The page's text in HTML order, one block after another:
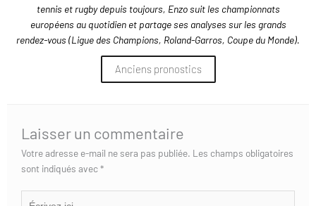
tennis et rugby depuis toujours, Enzo suit les championnats
européens au quotidien et partage ses analyses sur les grands
rendez-vous (Ligue des Champions, Roland-Garros, Coupe du Monde).
Anciens pronostics
Laisser un commentaire
Votre adresse e-mail ne sera pas publiée. Les champs obligatoires
sont indiqués avec*